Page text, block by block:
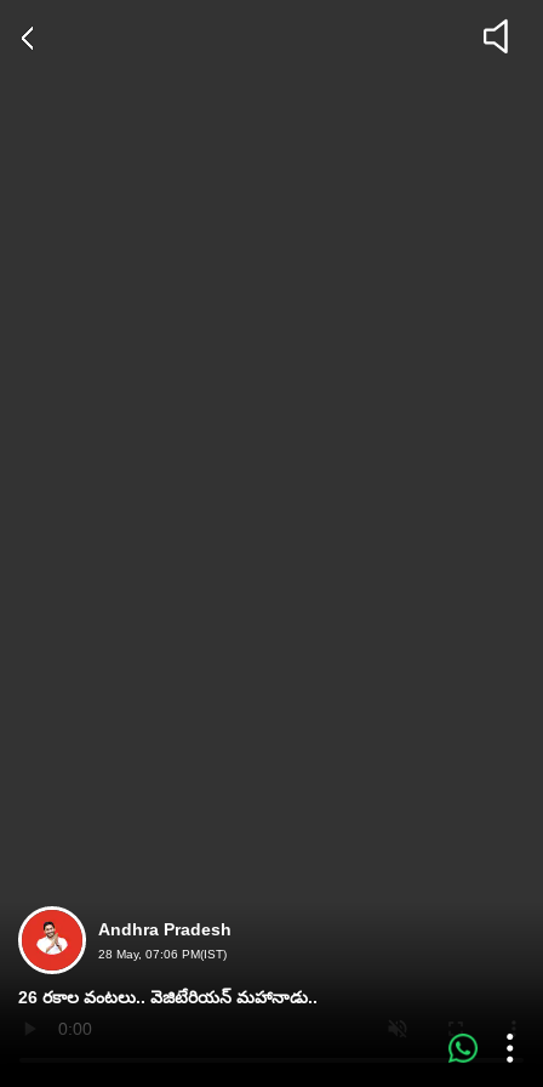
Andhra Pradesh
28 May, 07:06 PM(IST)
26 రకాల వంటలు.. వెజిటేరియన్‌ మహానాడు..